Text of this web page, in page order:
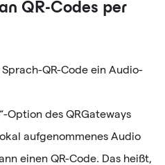
QR-Codes per
QR-Code ein Audio-
Option des QRGateways
aufgenommenes Audio
einen QR-Code. Das heißt,